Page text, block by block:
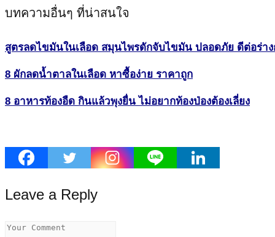
บทความอื่นๆ ที่น่าสนใจ
สูตรลดไขมันในเลือด สมุนไพรดักจับไขมัน ปลอดภัย ดีต่อร่าง
8 ผักลดน้ำตาลในเลือด หาซื้อง่าย ราคาถูก
8 อาหารท้องอืด กินแล้วพุงยื่น ไม่อยากท้องป่องต้องเลี่ยง
Leave a Reply